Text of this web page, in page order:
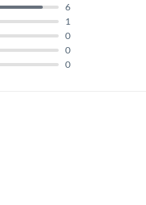
0
0
0
1
6